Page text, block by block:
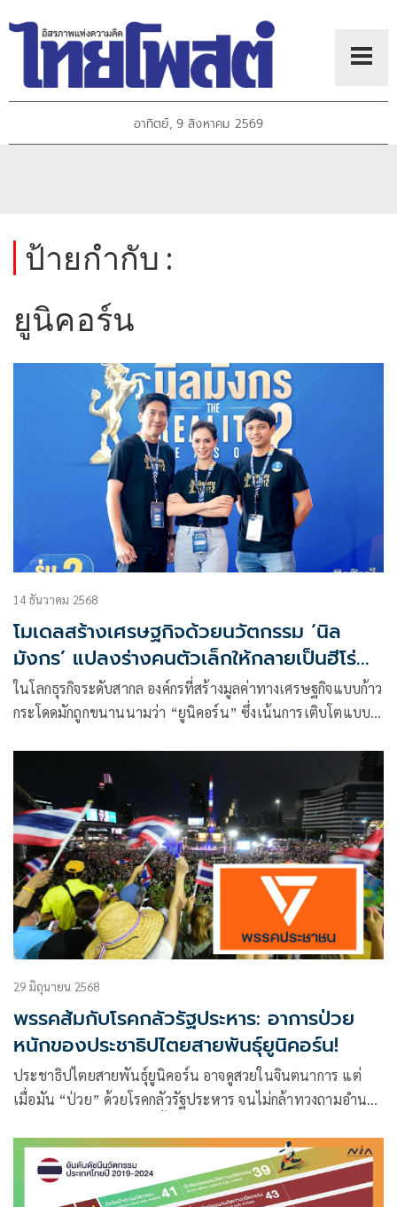
อาทิตย์, 9 สิงหาคม 2569
ป้ายกำกับ :
ยูนิคอร์น
14 ธันวาคม 2568
โมเดลสร้างเศรษฐกิจด้วยนวัตกรรม ‘นิล
มังกร’ แปลงร่างคนตัวเล็กให้กลายเป็นฮีโร่
ของเศรษฐกิจท้องถิ่นไทย
ในโลกธุรกิจระดับสากล องค์กรที่สร้างมูลค่าทางเศรษฐกิจแบบก้าว
กระโดดมักถูกขนานนามว่า “ยูนิคอร์น” ซึ่งเน้นการเติบโตแบบ
29 มิถุนายน 2568
พรรคส้มกับโรคกลัวรัฐประหาร: อาการป่วย
หนักของประชาธิปไตยสายพันธุ์ยูนิคอร์น!
ประชาธิปไตยสายพันธุ์ยูนิคอร์น อาจดูสวยในจินตนาการ แต่
เมื่อมัน “ป่วย” ด้วยโรคกลัวรัฐประหาร จนไม่กล้าทวงถามอำนาจ